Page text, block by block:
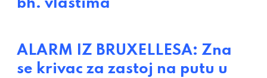
bh. vlastima
ALARM IZ BRUXELLESA: Zna
se krivac za zastoj na putu u